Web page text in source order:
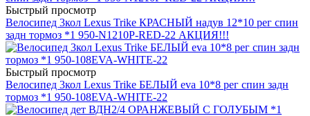
Быстрый просмотр
Велосипед 3кол Lexus Trike КРАСНЫЙ надув 12*10 рег спин
задн тормоз *1 950-N1210P-RED-22 АКЦИЯ!!!
Быстрый просмотр
Велосипед 3кол Lexus Trike БЕЛЫЙ eva 10*8 рег спин задн
тормоз *1 950-108EVA-WHITE-22